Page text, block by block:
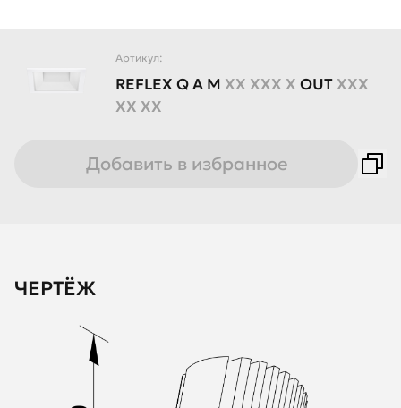
Артикул:
REFLEX QA M XX XXX X OUTXXX
XX XX
Добавить в избранное
ЧЕРТЁЖ